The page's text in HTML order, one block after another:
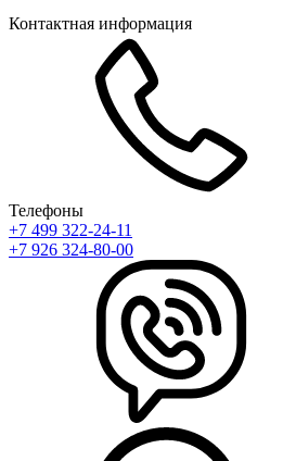
Контактная информация
Телефоны
+7 499 322-24-11
+7 926 324-80-00